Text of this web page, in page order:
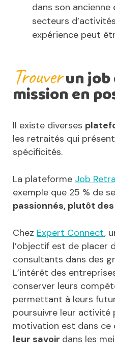
dans son
secteurs
expérience peut
Trouverun job
mission en
Il existe diverses
les retraités qui
spécificités.
La plateforme Job
exemple que 25 % de
passionnés, plutôt
Chez Expert Connect,
l’objectif est de placer
consultants dans des
L’intérêt des
conserver leurs
permettant à leurs
poursuivre leur activité
motivation est dans ce
leur savoir dans les